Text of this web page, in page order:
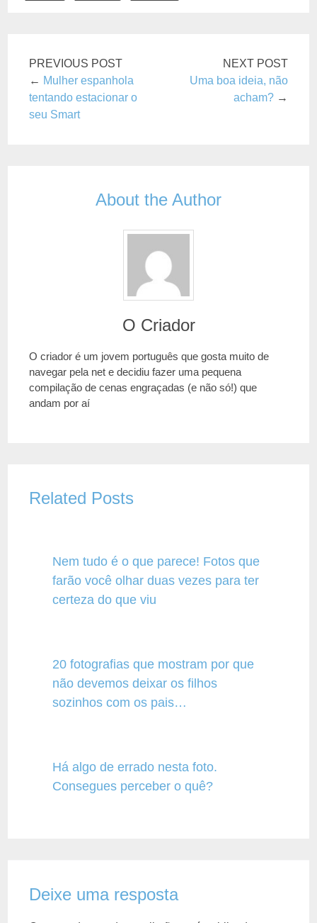
PREVIOUS POST
← Mulher espanhola
tentando estacionar o
seu Smart
NEXT POST
Uma boa ideia, não
acham?→
About the Author
O Criador
O criador é um jovem português que gosta muito de
navegar pela net e decidiu fazer uma pequena
compilação de cenas engraçadas (e não só!) que
andam por aí
Related Posts
Nem tudo é o que parece! Fotos que
farão você olhar duas vezes para ter
certeza do que viu
20 fotografias que mostram por que
não devemos deixar os filhos
sozinhos com os pais…
Há algo de errado nesta foto.
Consegues perceber o quê?
Deixe uma resposta